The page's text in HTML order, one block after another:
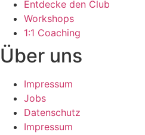
Entdecke den Club
Workshops
1:1 Coaching
Über uns
Impressum
Jobs
Datenschutz
Impressum